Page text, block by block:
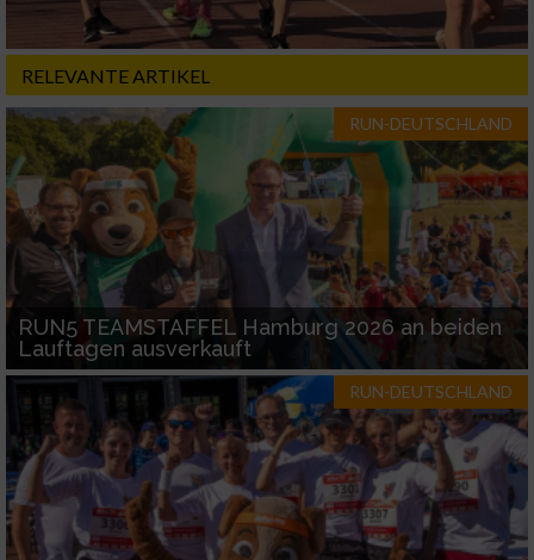
RELEVANTE ARTIKEL
RUN-DEUTSCHLAND
RUN5 TEAMSTAFFEL Hamburg 2026 an beiden
Lauftagen ausverkauft
RUN-DEUTSCHLAND
Verwendung von Profilen zur Auswahl
Messung der Werbeleistung
Messung der Performance von Inhalten
Analyse von Zielgruppen durch Statistiken
oder Kombinationen von Daten aus
verschiedenen Quellen
Entwicklung und Verbesserung der Angebote
Verwendung reduzierter Daten zur Auswahl
von Inhalten
IAB-Besonderheiten:
Verwendung genauer Standortdaten